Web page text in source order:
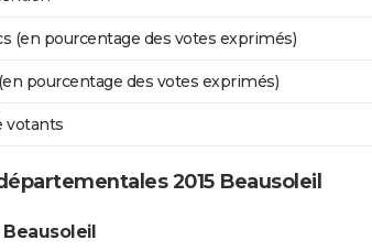
(en pourcentage des votes exprimés)
pourcentage des votes exprimés)
votants
2015 Beausoleil